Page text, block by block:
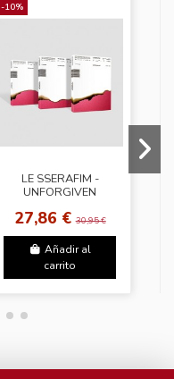
-10%
LE SSERAFIM -
UNFORGIVEN
27,86 €30,95 €
Añadir al
carrito